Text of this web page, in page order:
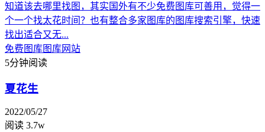
知道该去哪里找图，其实国外有不少免费图库可善用，觉得一
个一个找太花时间？也有整合多家图库的图库搜索引擎，快速
找出适合又无...
免费图库图库网站
5分钟阅读
夏花生
2022/05/27
阅读 3.7w